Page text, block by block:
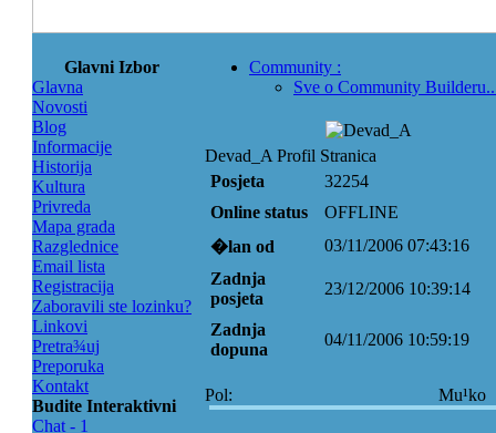
Glavni Izbor
Glavna
Novosti
Blog
Informacije
Historija
Kultura
Privreda
Mapa grada
Razglednice
Email lista
Registracija
Zaboravili ste lozinku?
Linkovi
Pretra¾uj
Preporuka
Kontakt
Budite Interaktivni
Chat - 1
Community :
Sve o Community
Devad_A Profil Stranica
Posjeta
32254
Online status
OFFLINE
�lan od
03/11/2006 07:43:16
Zadnja
posjeta
23/12/2006 10:39:14
Zadnja
dopuna
04/11/2006 10:59:19
Pol: Mu¹ko